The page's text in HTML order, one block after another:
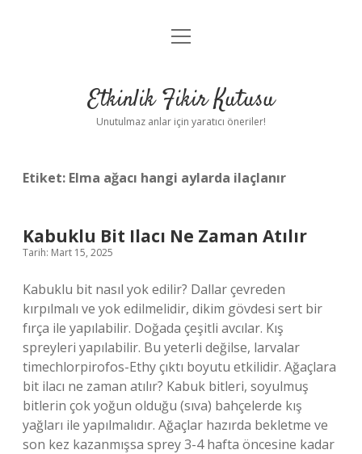
Anasayfa
Yasal Uyarı
menüyü
Etkinlik Fikir Kutusu
Unutulmaz anlar için yaratıcı öneriler!
Etiket: Elma ağacı hangi aylarda ilaçlanır
Kabuklu Bit Ilacı Ne Zaman Atılır
Tarih: Mart 15, 2025
Kabuklu bit nasıl yok edilir? Dallar çevreden
kırpılmalı ve yok edilmelidir, dikim gövdesi sert bir
fırça ile yapılabilir. Doğada çeşitli avcılar. Kış
spreyleri yapılabilir. Bu yeterli değilse, larvalar
timechlorpirofos-Ethy çıktı boyutu etkilidir. Ağaçlara
bit ilacı ne zaman atılır? Kabuk bitleri, soyulmuş
bitlerin çok yoğun olduğu (sıva) bahçelerde kış
yağları ile yapılmalıdır. Ağaçlar hazırda bekletme ve
son kez kazanmışsa sprey 3-4 hafta öncesine kadar